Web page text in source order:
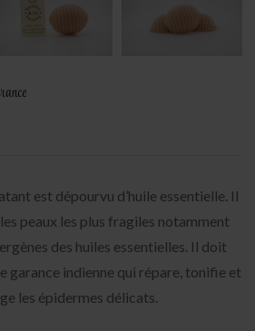
est dépourvu d’huile essentielle. Il
peaux les plus fragiles notamment
des huiles essentielles. Il doit
garance indienne qui répare, tonifie et
les épidermes délicats.